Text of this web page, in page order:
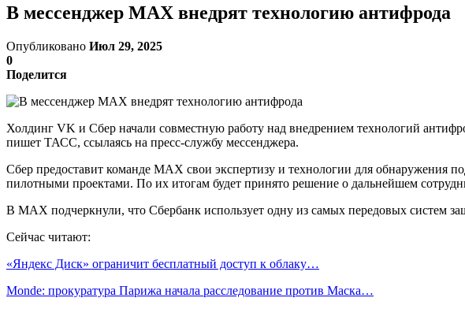
В мессенджер МАХ внедрят технологию антифрода
Опубликовано Июл 29, 2025
0
Поделится
Холдинг VK и Сбер начали совместную работу над внедрением технологий
пишет ТАСС, ссылаясь на пресс-службу мессенджера.
Сбер предоставит команде MAX свои экспертизу и технологии для обнаружения
пилотными проектами. По их итогам будет принято решение о дальнейшем
В MAX подчеркнули, что Сбербанк использует одну из самых передовых систем
Сейчас читают:
«Яндекс Диск» ограничит бесплатный доступ к облаку…
Monde: прокуратура Парижа начала расследование против Маска…